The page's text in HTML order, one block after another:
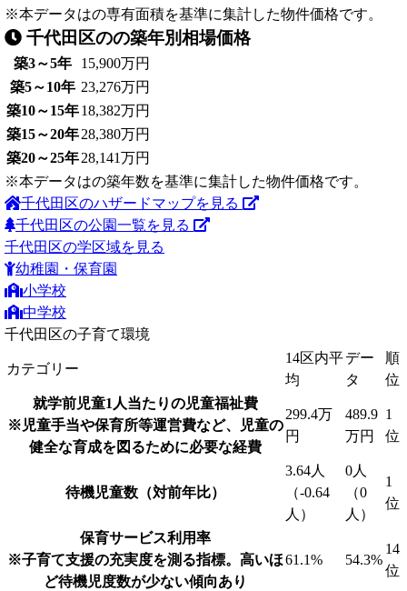
※本データはの専有面積を基準に集計した物件価格です。
千代田区のの築年別相場価格
築3～5年
15,900万円
築5～10年 23,276万円
築10～15年18,382万円
築15～20年28,380万円
築20～25年28,141万円
※本データはの築年数を基準に集計した物件価格です。
千代田区のハザードマップを見る
千代田区の公園一覧を見る
千代田区の学区域を見る
幼稚園・保育園
小学校
中学校
千代田区の子育て環境
カテゴリー
14区内平
均
デー
タ
順
位
就学前児童1人当たりの児童福祉費
※児童手当や保育所等運営費など、児童の
健全な育成を図るために必要な経費
299.4万
円
489.9
万円
1
位
待機児童数（対前年比）
3.64人
（-0.64
人）
0人
（0
人）
1
位
保育サービス利用率
※子育て支援の充実度を測る指標。高いほ
ど待機児度数が少ない傾向あり
61.1% 54.3%
14
位